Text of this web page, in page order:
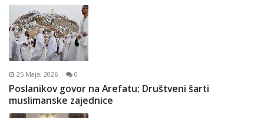
25 Maja, 2026 0
Poslanikov govor na Arefatu: Društveni šarti
muslimanske zajednice